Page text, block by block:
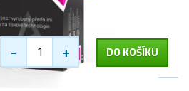
- + DO KOŠÍKU